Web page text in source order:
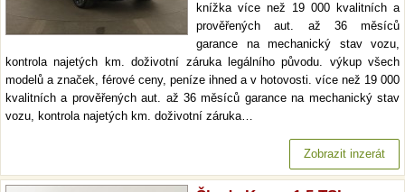
knížka více než 19 000 kvalitních a
prověřených aut. až 36 měsíců
garance na mechanický stav vozu,
kontrola najetých km. doživotní záruka legálního původu. výkup všech
modelů a značek, férové ceny, peníze ihned a v hotovosti. více než 19 000
kvalitních a prověřených aut. až 36 měsíců garance na mechanický stav
vozu, kontrola najetých km. doživotní záruka…
Zobrazit inzerát